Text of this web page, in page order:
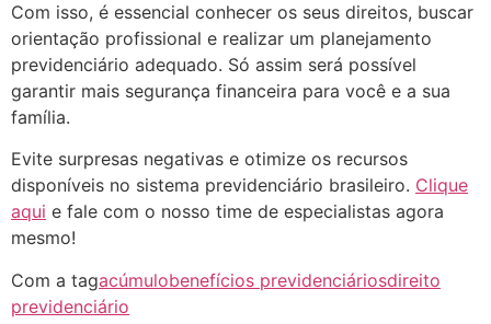
Com isso, é essencial conhecer os seus direitos, buscar
orientação profissional e realizar um planejamento
previdenciário adequado. Só assim será possível
garantir mais segurança financeira para você e a sua
família.
Evite surpresas negativas e otimize os recursos
disponíveis no sistema previdenciário brasileiro. Clique
aqui e fale com o nosso time de especialistas agora
mesmo!
Com a tagacúmulobenefícios previdenciáriosdireito
previdenciário